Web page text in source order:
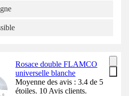
Rosace double FLAMCO
universelle blanche
Moyenne des avis : 3.4 de 5
étoiles. 10 Avis clients.